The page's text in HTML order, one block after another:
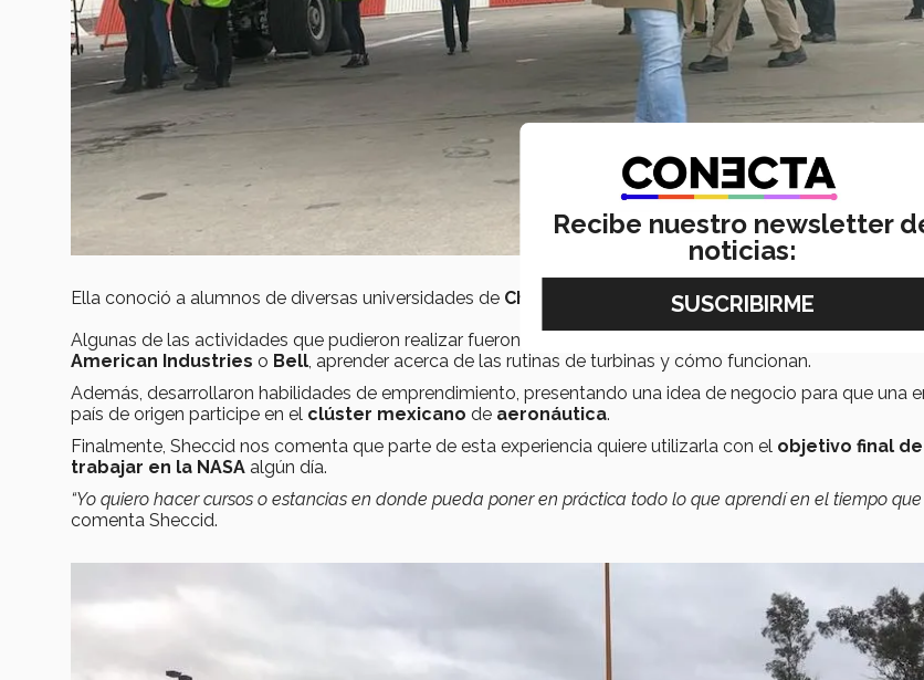
Ella conoció a alumnos de diversas universidades de China, Singapur, Australia, Dinamarca y Corea
Algunas de las actividades que pudieron realizar fueron una simulación con una avioneta, visitas a
American Industries o Bell, aprender acerca de las rutinas de turbinas y cómo funcionan.
Además, desarrollaron habilidades de emprendimiento, presentando una idea de negocio para que una
país de origen participe en el clúster mexicano de aeronáutica.
Finalmente, Sheccid nos comenta que parte de esta experiencia quiere utilizarla con el objetivo final
trabajar en la NASA algún día.
“Yo quiero hacer cursos o estancias en donde pueda poner en práctica todo lo que aprendí en el tiempo que
comenta Sheccid.
Recibe nuestro newsletter
noticias: